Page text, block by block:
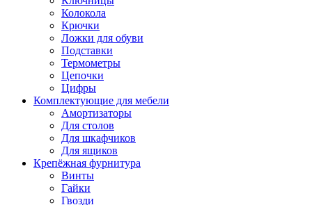
Колокола
Крючки
Ложки для обуви
Подставки
Термометры
Цепочки
Цифры
Комплектующие для мебели
Амортизаторы
Для столов
Для шкафчиков
Для ящиков
Крепёжная фурнитура
Винты
Гайки
Гвозди